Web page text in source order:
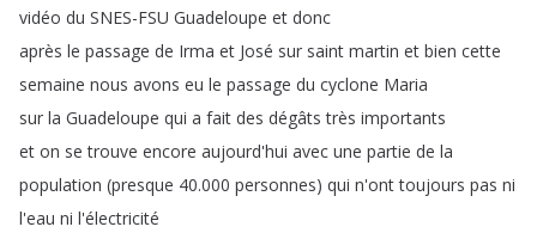
vidéo du SNES-FSU Guadeloupe et donc
après le passage de Irma et José sur saint martin et bien cette
semaine nous avons eu le passage du cyclone Maria
sur la Guadeloupe qui a fait des dégâts très importants
et on se trouve encore aujourd'hui avec une partie de la
population (presque 40.000 personnes) qui n'ont toujours pas ni
l'eau ni l'électricité